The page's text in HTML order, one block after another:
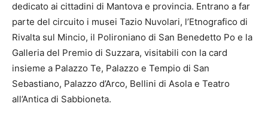
dedicato ai cittadini di Mantova e provincia. Entrano a far
parte del circuito i musei Tazio Nuvolari, l’Etnografico di
Rivalta sul Mincio, il Polironiano di San Benedetto Po e la
Galleria del Premio di Suzzara, visitabili con la card
insieme a Palazzo Te, Palazzo e Tempio di San
Sebastiano, Palazzo d’Arco, Bellini di Asola e Teatro
all’Antica di Sabbioneta.